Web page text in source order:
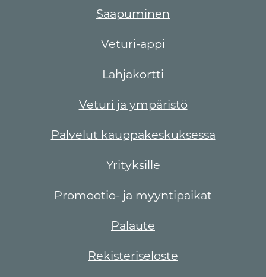
Saapuminen
Veturi-appi
Lahjakortti
Veturi ja ympäristö
Palvelut kauppakeskuksessa
Yrityksille
Promootio- ja myyntipaikat
Palaute
Rekisteriseloste